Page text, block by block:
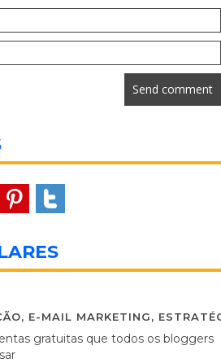
, E-MAIL MARKETING,
gratuitas que todos os bloggers